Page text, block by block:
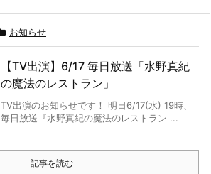
お知らせ
【TV出演】6/17 毎日放送「水野真紀
の魔法のレストラン」
TV出演のお知らせです！ 明日6/17(水) 19時、
毎日放送『水野真紀の魔法のレストラン ...
記事を読む